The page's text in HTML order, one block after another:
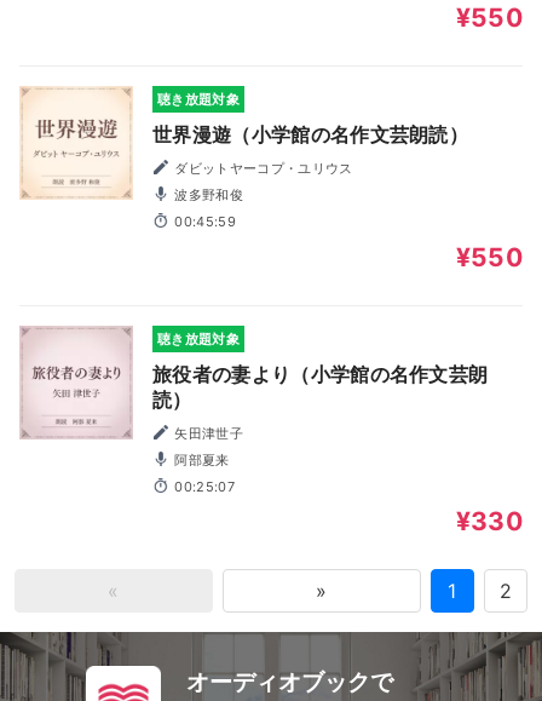
¥550
聴き放題対象
世界漫遊（小学館の名作文芸朗読）
ダビットヤーコプ・ユリウス
波多野和俊
00:45:59
¥550
聴き放題対象
旅役者の妻より（小学館の名作文芸朗
読）
矢田津世子
阿部夏来
00:25:07
¥330
« » 1 2
オーディオブックで